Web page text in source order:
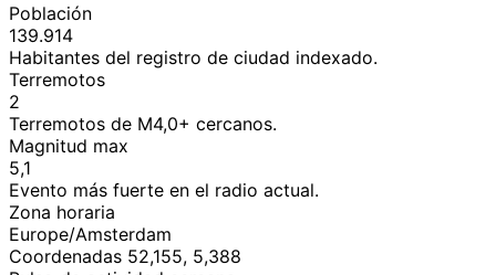
Población
139.914
Habitantes del registro de ciudad indexado.
Terremotos
2
Terremotos de M4,0+ cercanos.
Magnitud max
5,1
Evento más fuerte en el radio actual.
Zona horaria
Europe/Amsterdam
Coordenadas 52,155, 5,388